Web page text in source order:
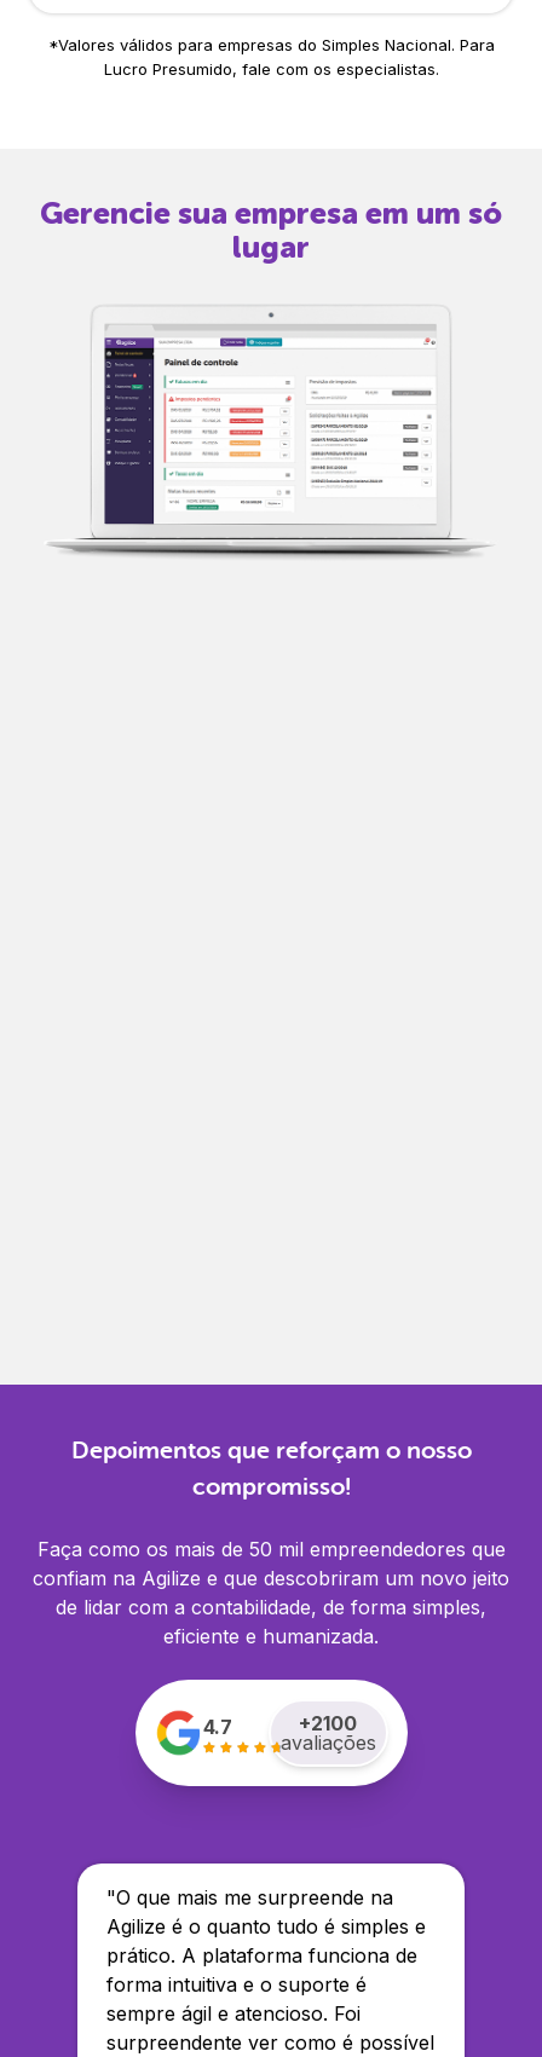
*Valores válidos para empresas do Simples Nacional. Para
Lucro Presumido, fale com os especialistas.
Gerencie sua empresa em um só
lugar
Depoimentos que reforçam o nosso
compromisso!
Faça como os mais de 50 mil empreendedores que
confiam na Agilize e que descobriram um novo jeito
de lidar com a contabilidade, de forma simples,
eficiente e humanizada.
4.7 +2100
avaliações
"O que mais me surpreende na
Agilize é o quanto tudo é simples e
prático. A plataforma funciona de
forma intuitiva e o suporte é
sempre ágil e atencioso. Foi
surpreendente ver como é possível